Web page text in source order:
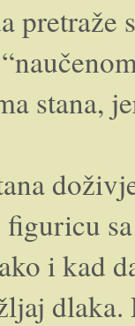
pretraže
stana,
figuricu
i kad
dlaka.